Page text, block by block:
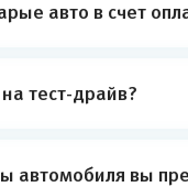
авто в счет
тест-драйв?
автомобиля вы